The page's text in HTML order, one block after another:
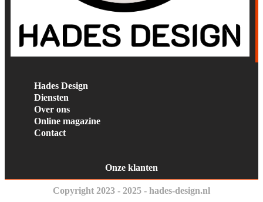
Hades Design
Diensten
Over ons
Online magazine
Contact
Onze klanten
Copyright 2023 - 2025 - hades-design.nl